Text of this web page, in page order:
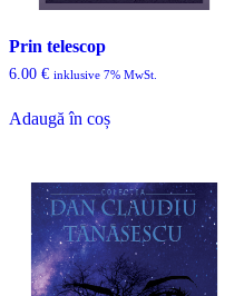
Prin telescop
6.00 € inklusive 7% MwSt.
Adaugă în coș